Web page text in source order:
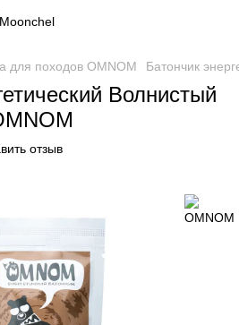
для походов OMNOM Батончик
Волнистый
отзыв